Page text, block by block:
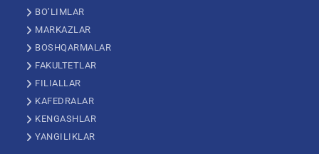
BO’LIMLAR
MARKAZLAR
BOSHQARMALAR
FAKULTETLAR
FILIALLAR
KAFEDRALAR
KENGASHLAR
YANGILIKLAR